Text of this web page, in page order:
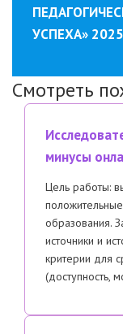
УСПЕХА»
Смотреть
минусы
Цель работы:
образования.
источники и
критерии для
(доступность,